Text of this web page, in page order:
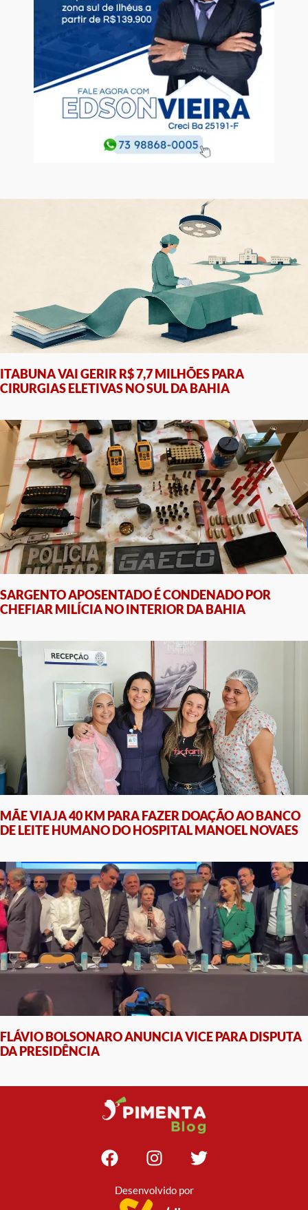
ITABUNA VAI GERIR R$ 7,7 MILHÕES PARA
CIRURGIAS ELETIVAS NO SUL DA BAHIA
SARGENTO APOSENTADO É CONDENADO POR
CHEFIAR MILÍCIA NO INTERIOR DA BAHIA
MÃE VIAJA 40 KM PARA FAZER DOAÇÃO AO BANCO
DE LEITE HUMANO DO HOSPITAL MANOEL NOVAES
FLÁVIO BOLSONARO ANUNCIA VICE PARA DISPUTA
DA PRESIDÊNCIA
Desenvolvido por